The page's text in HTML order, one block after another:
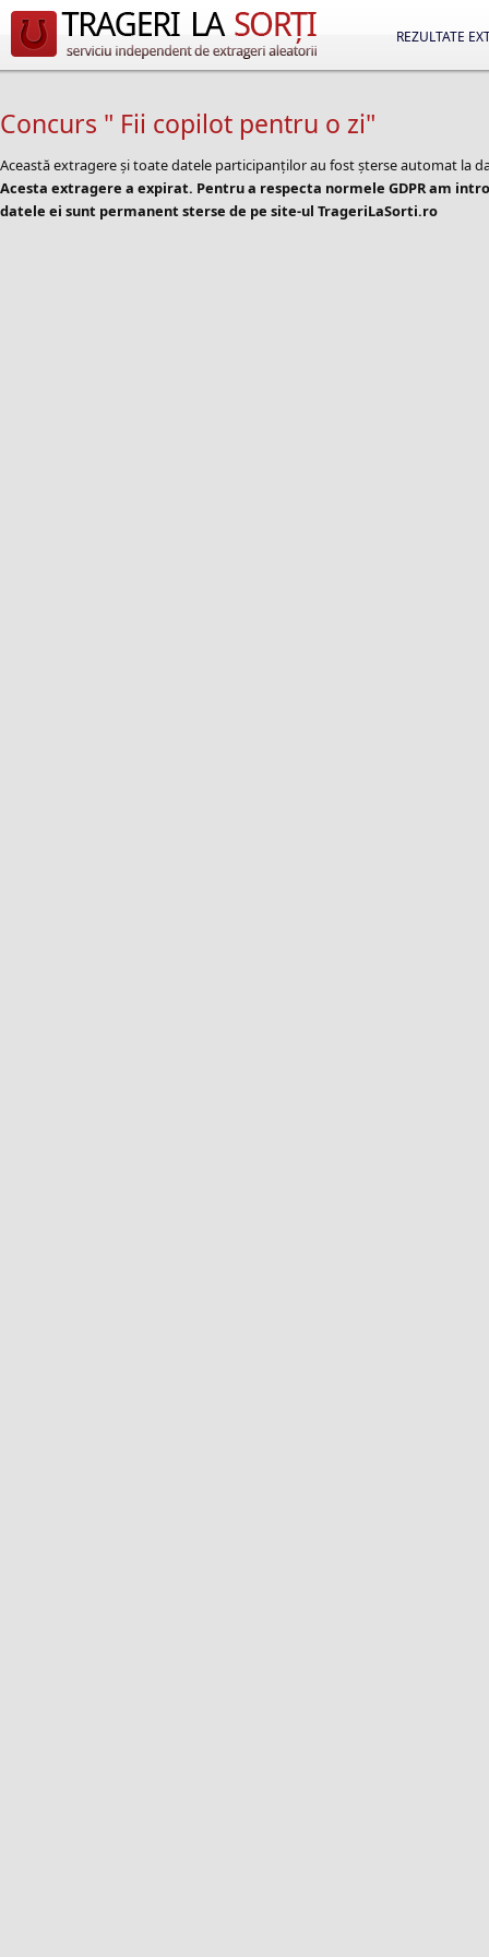
REZULTATE
Concurs " Fii copilot pentru o zi"
Această extragere și toate datele participanților au fost șterse automat la
Acesta extragere a expirat. Pentru a respecta normele GDPR am
datele ei sunt permanent sterse de pe site-ul TrageriLaSorti.ro